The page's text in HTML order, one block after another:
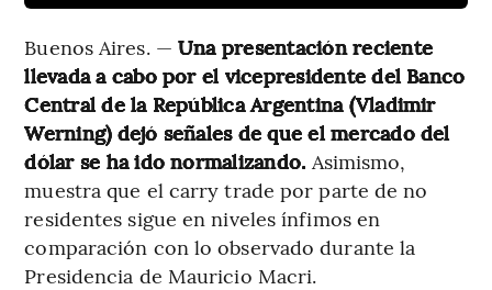
Buenos Aires. — Una presentación reciente
llevada a cabo por el vicepresidente del Banco
Central de la República Argentina (Vladimir
Werning) dejó señales de que el mercado del
dólar se ha ido normalizando. Asimismo,
muestra que el carry trade por parte de no
residentes sigue en niveles ínfimos en
comparación con lo observado durante la
Presidencia de Mauricio Macri.